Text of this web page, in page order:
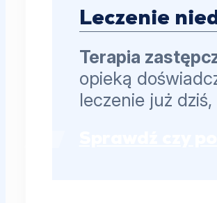
Leczenie
Terapia
opieką
leczenie już